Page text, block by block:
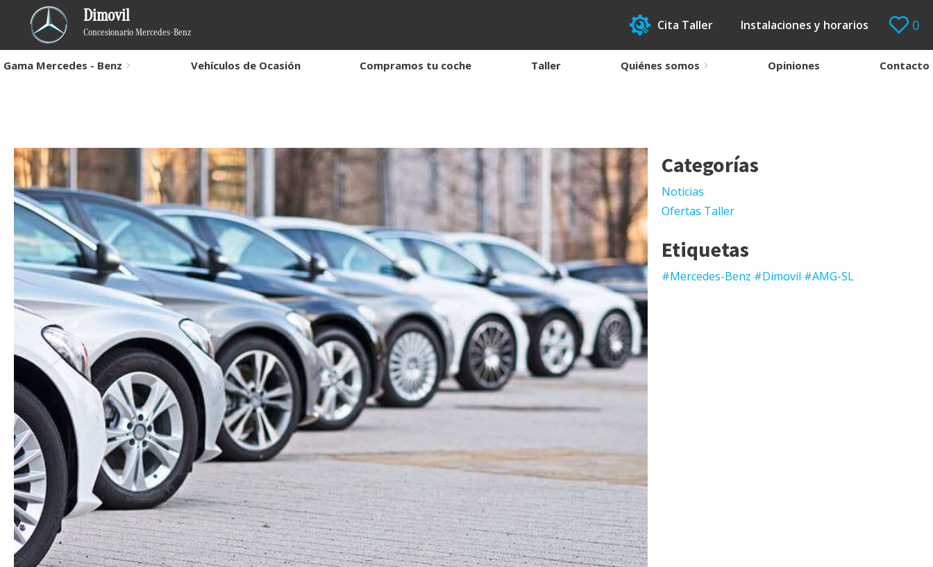
Dimovil
Concesionario Mercedes-Benz Cita Taller Instalaciones y horarios 0
Gama Mercedes - Benz Vehículos de Ocasión Compramos tu coche Taller Quiénes somos Opiniones Contacto
Categorías
Noticias
Ofertas Taller
Etiquetas
#Mercedes-Benz #Dimovil #AMG-SL